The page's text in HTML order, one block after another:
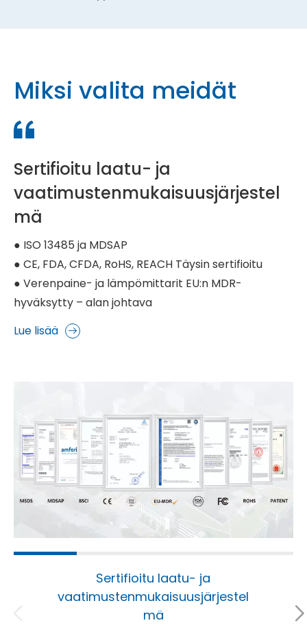
Miksi valita meidät
Sertifioitu laatu- ja
vaatimustenmukaisuusjärjestel
mä
● ISO 13485 ja MDSAP
● CE, FDA, CFDA, RoHS, REACH Täysin sertifioitu
● Verenpaine- ja lämpömittarit EU:n MDR-
hyväksytty – alan johtava
Lue lisää
Sertifioitu laatu- ja
vaatimustenmukaisuusjärjestel
mä